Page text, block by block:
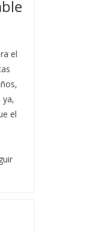
el
ya,
el